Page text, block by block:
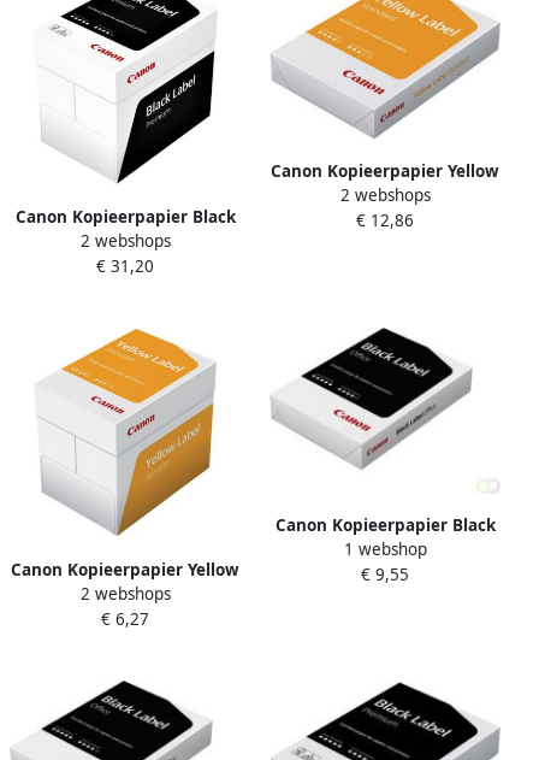
Canon Kopieerpapier Black
Label Premium A4 80gr wit
500 vel
2 webshops
€ 31,20
Canon Kopieerpapier Yellow
Label A3 80gr wit 500 vel
2 webshops
€ 12,86
Canon Kopieerpapier Yellow
Label A4 80gr wit 500 vel
2 webshops
€ 6,27
Canon Kopieerpapier Black
Label Office A4 80gr NEN
500vel
1 webshop
€ 9,55